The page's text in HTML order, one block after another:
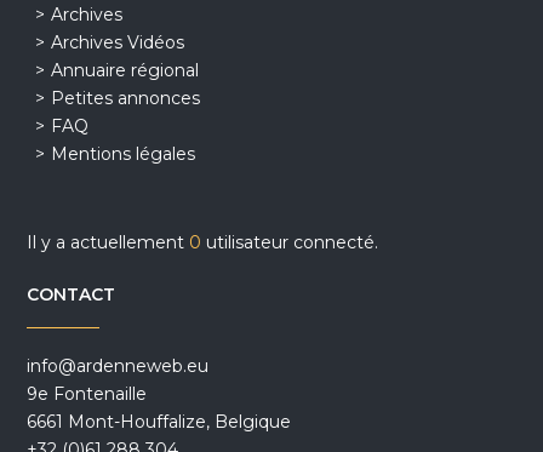
Archives
Archives Vidéos
Annuaire régional
Petites annonces
FAQ
Mentions légales
Il y a actuellement 0 utilisateur connecté.
CONTACT
info@ardenneweb.eu
9e Fontenaille
6661 Mont-Houffalize, Belgique